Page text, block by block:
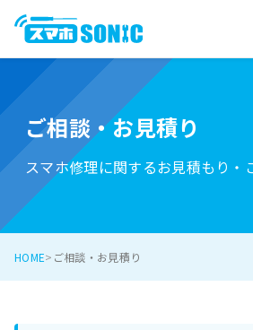
ご相談・お見積り
スマホ修理に関するお見積もり・
HOME ご相談・お見積り